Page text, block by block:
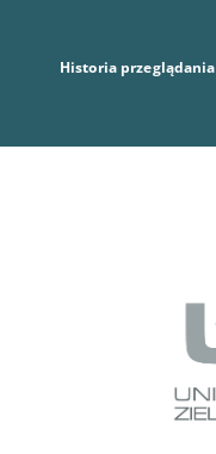
Historia przeglądania